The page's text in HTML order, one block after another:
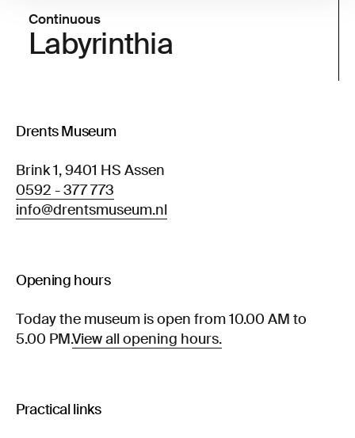
Continuous
Labyrinthia
Drents Museum
Brink 1, 9401 HS Assen
0592 - 377 773
info@drentsmuseum.nl
Opening hours
Today the museum is open from 10.00 AM to
5.00 PM.View all opening hours.
Practical links